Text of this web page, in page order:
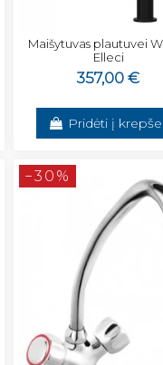
Maišytuvas plautuvei
Elleci
357,00 €
Pridėti į
−30%